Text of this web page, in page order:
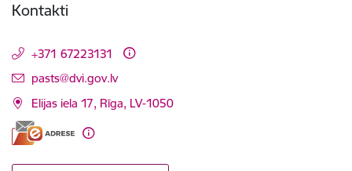
Kontakti
+371 67223131
E-pasts:
pasts@dvi.gov.lv
Elijas iela 17, Rīga, LV-1050